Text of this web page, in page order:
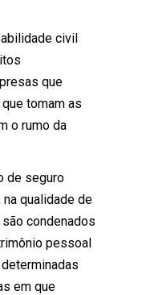
civil
que
tomam as
o rumo da
de seguro
qualidade de
condenados
pessoal
em que